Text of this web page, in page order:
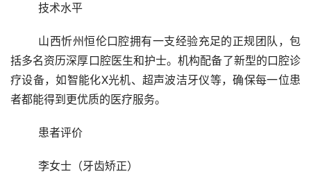
	技术水平
括多名资历深厚口腔医生和护士。机构配备了新型的口腔诊
疗设备，如智能化X光机、超声波洁牙仪等，确保每一位患
者都能得到更优质的医疗服务。
	患者评价
	李女士（牙齿矫正）